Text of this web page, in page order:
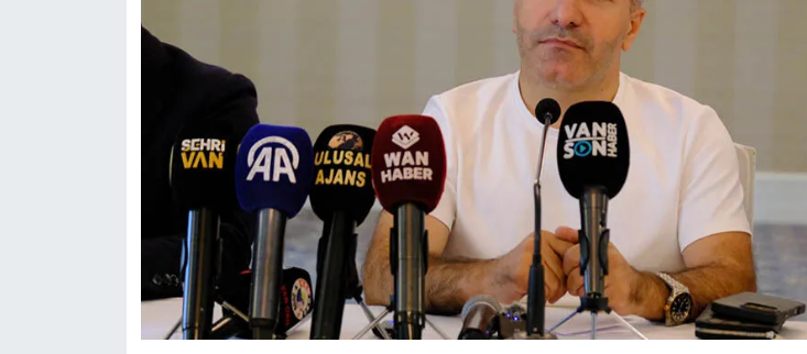
Sinema - TV